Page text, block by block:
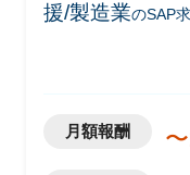
援/製造業のSAP
月額報酬